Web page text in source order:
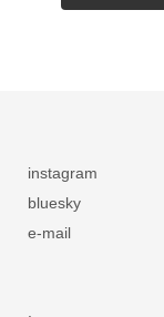
instagram
bluesky
e-mail